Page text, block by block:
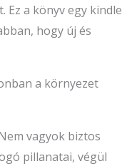
a könyv egy kindle
hogy új és
a környezet
vagyok biztos
pillanatai, végül